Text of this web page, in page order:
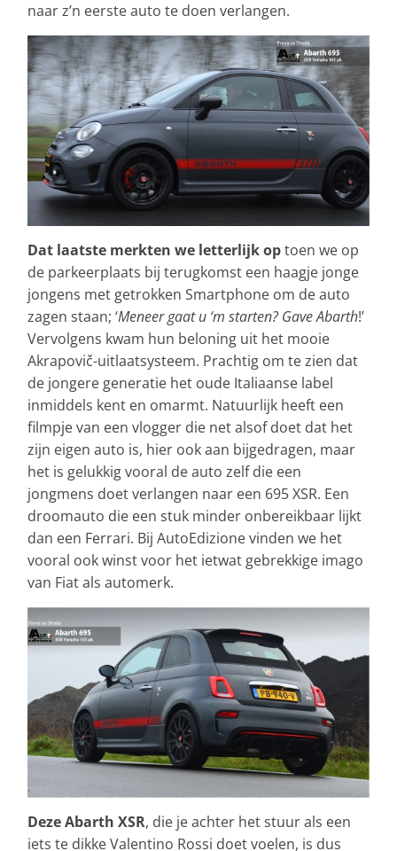
naar z’n eerste auto te doen verlangen.
Dat laatste merkten we letterlijk optoen we op
de parkeerplaats bij terugkomst een haagje jonge
jongens met getrokken Smartphone om de auto
zagen staan; ‘Meneer gaat u ‘m starten? Gave Abarth!’
Vervolgens kwam hun beloning uit het mooie
Akrapovič-uitlaatsysteem. Prachtig om te zien dat
de jongere generatie het oude Italiaanse label
inmiddels kent en omarmt. Natuurlijk heeft een
filmpje van een vlogger die net alsof doet dat het
zijn eigen auto is, hier ook aan bijgedragen, maar
het is gelukkig vooral de auto zelf die een
jongmens doet verlangen naar een 695 XSR. Een
droomauto die een stuk minder onbereikbaar lijkt
dan een Ferrari. Bij AutoEdizione vinden we het
vooral ook winst voor het ietwat gebrekkige imago
van Fiat als automerk.
Deze Abarth XSR, die je achter het stuur als een
iets te dikke Valentino Rossi doet voelen, is dus